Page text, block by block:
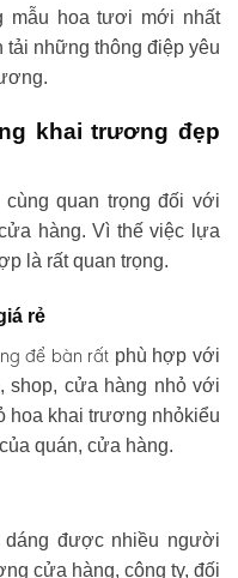
mẫu hoa tươi mới nhất
tải những thông điệp yêu
khai trương đẹp
quan trọng đối với
hàng. Vì thế việc lựa
là rất quan trọng.
rẻ
để bàn rất phù hợp với
shop, cửa hàng nhỏ với
hoa khai trương nhỏkiểu
quán, cửa hàng.
dáng được nhiều người
cửa hàng, công ty, đối